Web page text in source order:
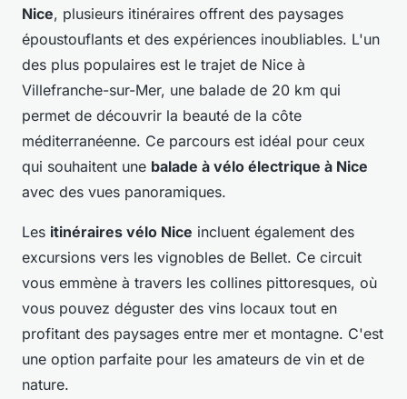
Nice, plusieurs itinéraires offrent des paysages
époustouflants et des expériences inoubliables. L'un
des plus populaires est le trajet de Nice à
Villefranche-sur-Mer, une balade de 20 km qui
permet de découvrir la beauté de la côte
méditerranéenne. Ce parcours est idéal pour ceux
qui souhaitent une balade à vélo électrique à Nice
avec des vues panoramiques.
Les itinéraires vélo Nice incluent également des
excursions vers les vignobles de Bellet. Ce circuit
vous emmène à travers les collines pittoresques, où
vous pouvez déguster des vins locaux tout en
profitant des paysages entre mer et montagne. C'est
une option parfaite pour les amateurs de vin et de
nature.